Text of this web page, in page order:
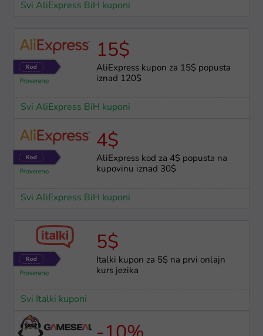
Svi AliExpress BiH kuponi
15$
AliExpress kupon za 15$ popusta
iznad 120$
Svi AliExpress BiH kuponi
4$
AliExpress kod za 4$ popusta na
kupovinu iznad 30$
Svi AliExpress BiH kuponi
5$
Italki kupon za 5$ na prvi onlajn
kurs jezika
Svi Italki kuponi